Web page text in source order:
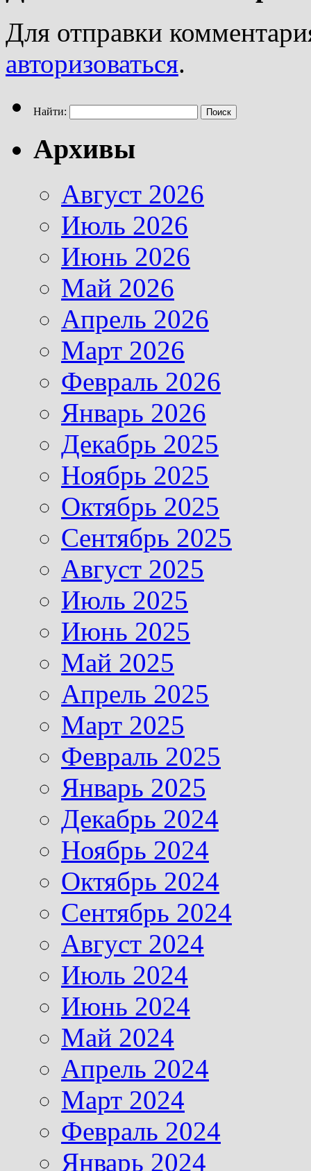
Для отправки
авторизоваться.
Найти:
Архивы
Август 2026
Июль 2026
Июнь 2026
Май 2026
Апрель 2026
Март 2026
Февраль 2026
Январь 2026
Декабрь 2025
Ноябрь 2025
Октябрь 2025
Сентябрь 2025
Август 2025
Июль 2025
Июнь 2025
Май 2025
Апрель 2025
Март 2025
Февраль 2025
Январь 2025
Декабрь 2024
Ноябрь 2024
Октябрь 2024
Сентябрь 2024
Август 2024
Июль 2024
Июнь 2024
Май 2024
Апрель 2024
Март 2024
Февраль 2024
Январь 2024